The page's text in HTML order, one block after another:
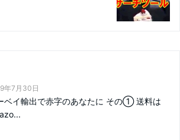
年7月30日
ベイ輸出で赤字のあなたに その① 送料は